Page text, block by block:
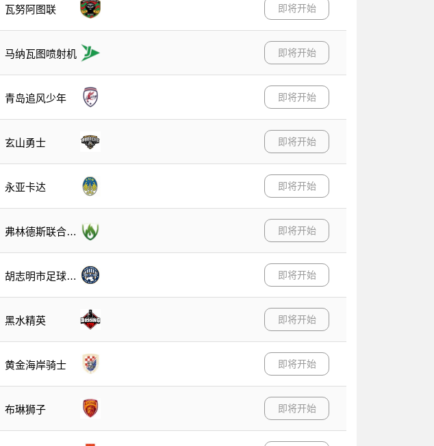
瓦努阿图联 即将开始
马纳瓦图喷射机 即将开始
青岛追风少年 即将开始
玄山勇士 即将开始
永亚卡达 即将开始
弗林德斯联合女
即将开始
胡志明市足球俱
即将开始
黑水精英 即将开始
黄金海岸骑士 即将开始
布琳狮子 即将开始